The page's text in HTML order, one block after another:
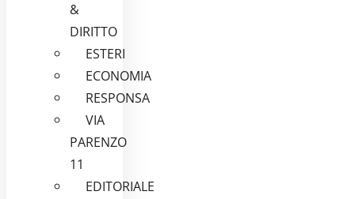
&
DIRITTO
ESTERI
ECONOMIA
RESPONSA
VIA
PARENZO
11
EDITORIALE